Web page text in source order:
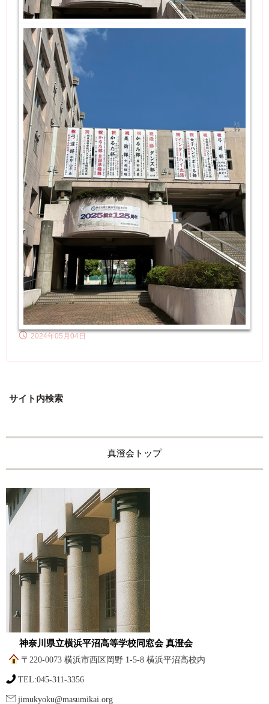
2024年05月04日
サイト内検索
真澄会トップ
神奈川県立横浜平沼高等学校同窓会 真澄会
〒220-0073 横浜市西区岡野 1-5-8 横浜平沼高校内
TEL:045-311-3356
jimukyoku@masumikai.org